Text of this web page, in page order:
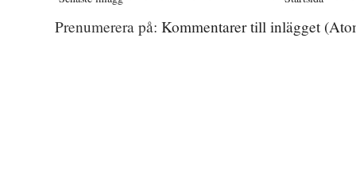
Prenumerera på: Kommentarer till inlägget